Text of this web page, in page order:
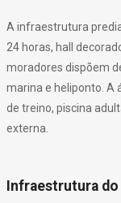
A infraestrutura
24 horas, hall
moradores dispõem
marina e heliponto. A
de treino, piscina
externa.
Infraestrutura do